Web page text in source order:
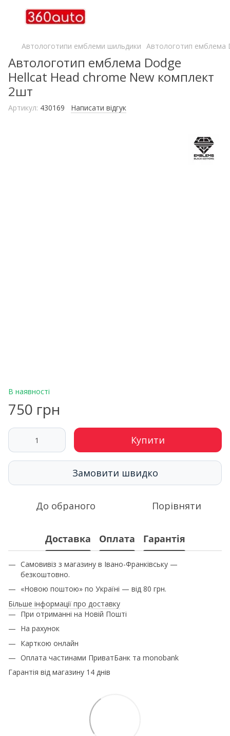
Автологотипи емблеми шильдики Автологотип емблема
Автологотип емблема Dodge
Hellcat Head chrome New комплект
2шт
Артикул: 430169 Написати відгук
В наявності
750 грн
Купити
Замовити швидко
До обраного Порівняти
Доставка Оплата Гарантія
Самовивіз з магазину в Івано-Франківську —
безкоштовно.
«Новою поштою» по Україні — від 80 грн.
Більше інформації про доставку
При отриманні на Новій Пошті
На рахунок
Карткою онлайн
Оплата частинами ПриватБанк та monobank
Гарантія від магазину 14 днів